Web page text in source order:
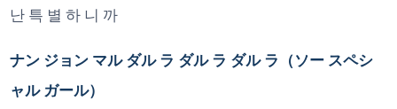
난 특 별 하 니 까
ナン ジョン マル ダル ラ ダル ラ ダル ラ（ソー スペシ
ャル ガール）